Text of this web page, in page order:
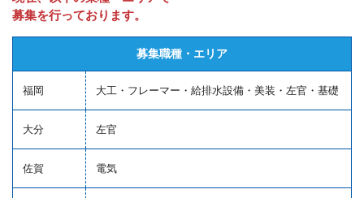
募集を行っております。
募集職種・エリア
福岡 大工・フレーマー・給排水設備・美装・左官・基礎
大分 左官
佐賀 電気